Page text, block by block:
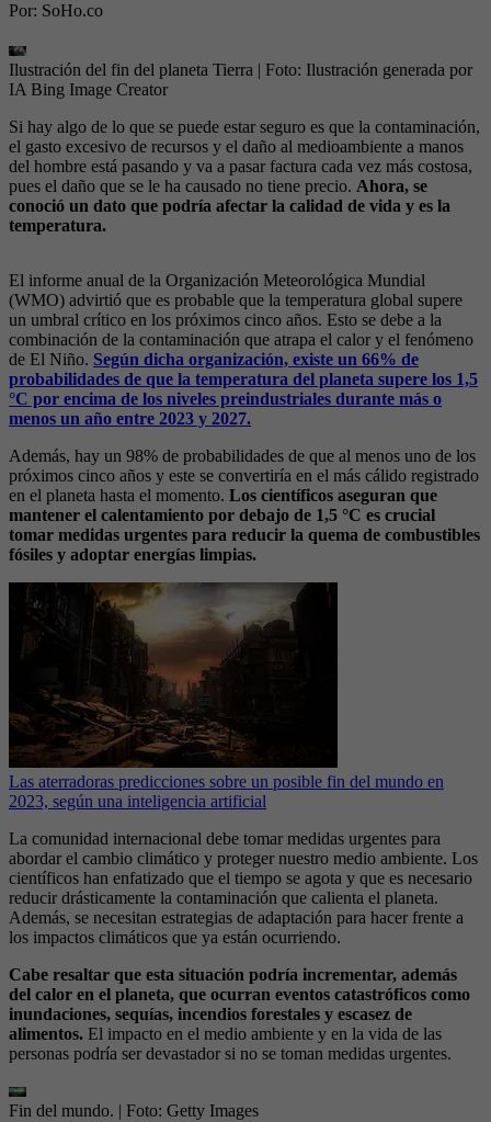
Por: SoHo.co
Ilustración del fin del planeta Tierra | Foto: Ilustración generada por
IA Bing Image Creator
Si hay algo de lo que se puede estar seguro es que la contaminación,
el gasto excesivo de recursos y el daño al medioambiente a manos
del hombre está pasando y va a pasar factura cada vez más costosa,
pues el daño que se le ha causado no tiene precio. Ahora, se
conoció un dato que podría afectar la calidad de vida y es la
temperatura.
El informe anual de la Organización Meteorológica Mundial
(WMO) advirtió que es probable que la temperatura global supere
un umbral crítico en los próximos cinco años. Esto se debe a la
combinación de la contaminación que atrapa el calor y el fenómeno
de El Niño. Según dicha organización, existe un 66% de
probabilidades de que la temperatura del planeta supere los 1,5
°C por encima de los niveles preindustriales durante más o
menos un año entre 2023 y 2027.
Además, hay un 98% de probabilidades de que al menos uno de los
próximos cinco años y este se convertiría en el más cálido registrado
en el planeta hasta el momento. Los científicos aseguran que
mantener el calentamiento por debajo de 1,5 °C es crucial
tomar medidas urgentes para reducir la quema de combustibles
fósiles y adoptar energías limpias.
Las aterradoras predicciones sobre un posible fin del mundo en
2023, según una inteligencia artificial
La comunidad internacional debe tomar medidas urgentes para
abordar el cambio climático y proteger nuestro medio ambiente. Los
científicos han enfatizado que el tiempo se agota y que es necesario
reducir drásticamente la contaminación que calienta el planeta.
Además, se necesitan estrategias de adaptación para hacer frente a
los impactos climáticos que ya están ocurriendo.
Cabe resaltar que esta situación podría incrementar, además
del calor en el planeta, que ocurran eventos catastróficos como
inundaciones, sequías, incendios forestales y escasez de
alimentos. El impacto en el medio ambiente y en la vida de las
personas podría ser devastador si no se toman medidas urgentes.
Fin del mundo. | Foto: Getty Images